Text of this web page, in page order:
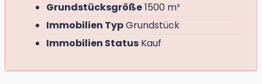
Grundstücksgröße1500 m²
Immobilien TypGrundstück
Immobilien Status Kauf